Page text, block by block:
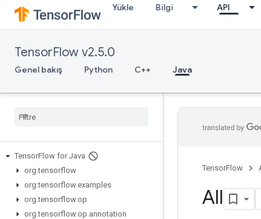
Yükle Bilgi API
TensorFlow v2.5.0
Genel bakış Python C++ Java
TensorFlow for Java
org.tensorflow
org.tensorflow.examples
org.tensorflow.op
org.tensorflow.op.annotation
TensorFlow
All